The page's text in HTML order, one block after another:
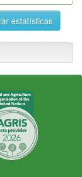
estatísticas